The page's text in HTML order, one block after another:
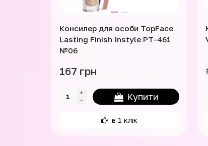
Консилер для особи TopFace
Lasting Finish Instyle PT-461
№06
167 грн
Купити
в 1 клік